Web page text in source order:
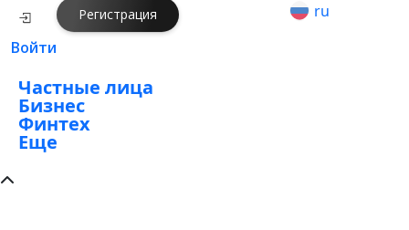
Войти
Регистрация ru
Частные лица
Бизнес
Финтех
Еще